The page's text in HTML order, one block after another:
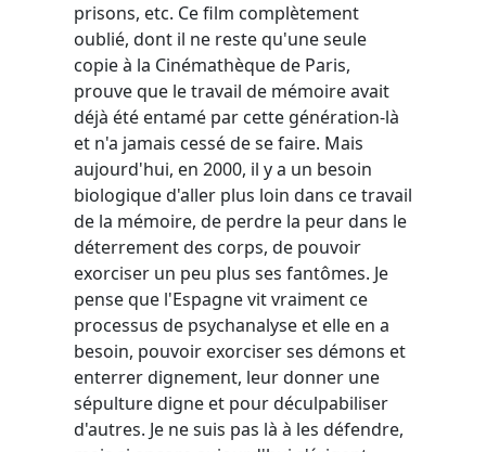
prisons, etc. Ce film complètement
oublié, dont il ne reste qu'une seule
copie à la Cinémathèque de Paris,
prouve que le travail de mémoire avait
déjà été entamé par cette génération-là
et n'a jamais cessé de se faire. Mais
aujourd'hui, en 2000, il y a un besoin
biologique d'aller plus loin dans ce travail
de la mémoire, de perdre la peur dans le
déterrement des corps, de pouvoir
exorciser un peu plus ses fantômes. Je
pense que l'Espagne vit vraiment ce
processus de psychanalyse et elle en a
besoin, pouvoir exorciser ses démons et
enterrer dignement, leur donner une
sépulture digne et pour déculpabiliser
d'autres. Je ne suis pas là à les défendre,